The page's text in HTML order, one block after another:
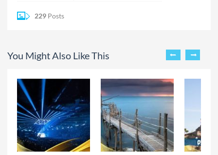
229 Posts
You Might Also Like This